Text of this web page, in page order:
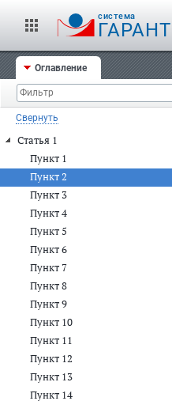
cистема
ГАРАНТ
Оглавление
Свернуть
Статья 1
Пункт 1
Пункт 2
Пункт 3
Пункт 4
Пункт 5
Пункт 6
Пункт 7
Пункт 8
Пункт 9
Пункт 10
Пункт 11
Пункт 12
Пункт 13
Пункт 14